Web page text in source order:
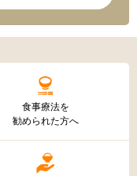
食事療法を
勧められた方へ